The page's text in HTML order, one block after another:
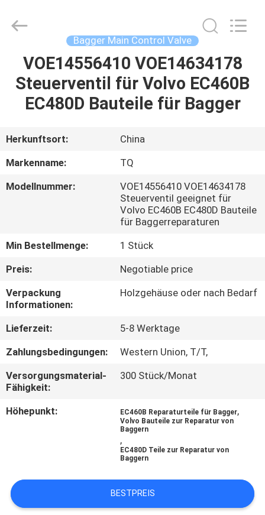
STARTSEITE
PRODUKTE
VIDEOS
SHOW
UNS
FABRIK
TOUR
QUALITÄTSKONTROLLE
KONTAKT
FÄLLE
Machinery
Reserved.
Bagger Main Control Valve
VOE14556410 VOE14634178
Steuerventil für Volvo EC460B
EC480D Bauteile für Bagger
Herkunftsort:
China
Markenname:
TQ
Modellnummer:
VOE14556410 VOE14634178
Steuerventil geeignet für
Volvo EC460B EC480D Bauteile
für Baggerreparaturen
Min Bestellmenge:
1 Stück
Preis:
Negotiable price
Verpackung
Informationen:
Holzgehäuse oder nach Bedarf
Lieferzeit:
5-8 Werktage
Zahlungsbedingungen:
Western Union, T/T,
Versorgungsmaterial-
Fähigkeit:
300 Stück/Monat
Höhepunkt: EC460B Reparaturteile für Bagger,
Volvo Bauteile zur Reparatur von
Baggern
,
EC480D Teile zur Reparatur von
Baggern
BESTPREIS